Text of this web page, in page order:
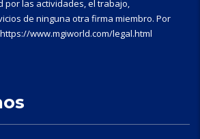
por las actividades, el trabajo,
de ninguna otra firma miembro. Por
www.mgiworld.com/legal.html